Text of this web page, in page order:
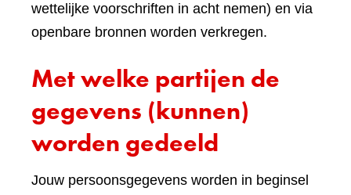
wettelijke voorschriften in acht nemen) en via
openbare bronnen worden verkregen.
Met welke partijen de
gegevens (kunnen)
worden gedeeld
Jouw persoonsgegevens worden in beginsel